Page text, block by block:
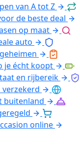
van A tot Z
de beste deal
op maat
auto
je écht koopt
en rijbereik
verzekerd
buitenland
online